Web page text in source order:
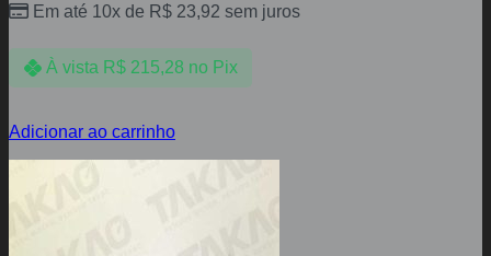
Em até 10x de R$ 23,92 sem juros
À vista R$215,28 no Pix
Adicionar ao carrinho